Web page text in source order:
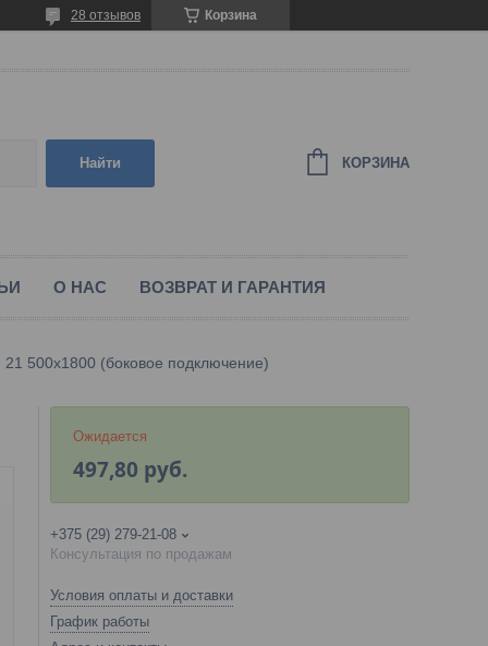
Корзина
28 отзывов
Найти КОРЗИНА
О НАС ВОЗВРАТ И ГАРАНТИЯ
500х1800 (боковое подключение)
Ожидается
497,80 руб.
+375 (29) 279-21-08
Консультация по продажам
Условия оплаты и доставки
График работы